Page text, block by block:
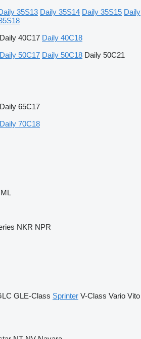
35S13 Daily 35S14 Daily 35S15 Daily
Daily 40C17 Daily 40C18
Daily 50C17 Daily 50C18 Daily 50C21
Daily 65C17
Daily 70C18
NKR NPR
GLE-Class Sprinter V-Class Vario Vito